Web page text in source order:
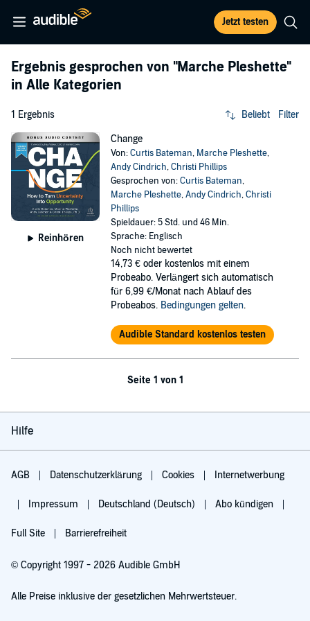
Jetzt testen
Ergebnis gesprochen von "Marche Pleshette"
in Alle Kategorien
1 Ergebnis Beliebt Filter
Reinhören
Change
Von:Curtis Bateman, Marche Pleshette,
Andy Cindrich,Christi Phillips
Gesprochen von:Curtis Bateman,
Marche Pleshette,Andy Cindrich,Christi
Phillips
Spieldauer: 5 Std. und 46 Min.
Sprache: Englisch
Noch nicht bewertet
14,73 € oder kostenlos mit einem
Probeabo. Verlängert sich automatisch
für 6,99 €/Monat nach Ablauf des
Probeabos. Bedingungen gelten.
Audible Standard kostenlos testen
Seite 1 von 1
Hilfe
AGB Datenschutzerklärung Cookies Internetwerbung
Impressum Deutschland (Deutsch) Abo kündigen
Full Site Barrierefreiheit
© Copyright 1997 - 2026 Audible GmbH
Alle Preise inklusive der gesetzlichen Mehrwertsteuer.